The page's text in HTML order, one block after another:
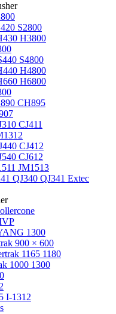
S2800
H3800
S4800
H4800
H6800
CH895
CJ411
CJ412
CJ612
JM1513
QJ340 QJ341 Extec
1300
900 × 600
1165 1180
1000 1300
I-1312